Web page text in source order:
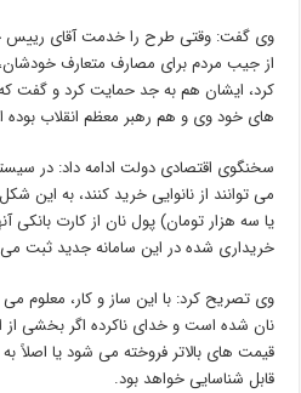
وی گفت: وقتی طرح را خدمت آقای رییس
از جیب مردم برای مصارف متعارف
کرد، ایشان هم به جد حمایت کرد و گفت که
های خود وی و هم رهبر معظم انقلاب
سخنگوی اقتصادی دولت ادامه داد: در
می توانند از نانوایی خرید کنند، به این
یا سه هزار تومان) پول نان از کارت بانکی
خریداری شده در این سامانه جدید ثبت
وی تصریح کرد: با این ساز و کار، معلوم
نان شده است و خدای ناکرده اگر بخشی از
قیمت های بالاتر فروخته می شود یا اصلاً
قابل شناسایی خواهد بود.